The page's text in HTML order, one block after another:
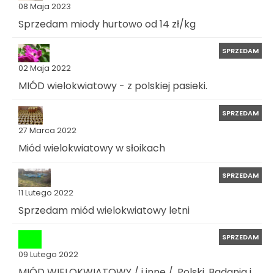
08 Maja 2023
Sprzedam miody hurtowo od 14 zł/kg
02 Maja 2022
SPRZEDAM
MIÓD wielokwiatowy - z polskiej pasieki.
27 Marca 2022
SPRZEDAM
Miód wielokwiatowy w słoikach
11 Lutego 2022
SPRZEDAM
Sprzedam miód wielokwiatowy letni
09 Lutego 2022
SPRZEDAM